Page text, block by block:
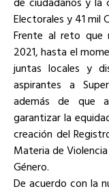
Electorales y 41 mil
Frente al reto que
2021, hasta el
juntas locales y
aspirantes a
además de que
garantizar la
creación del
Materia de
Género.
De acuerdo con la